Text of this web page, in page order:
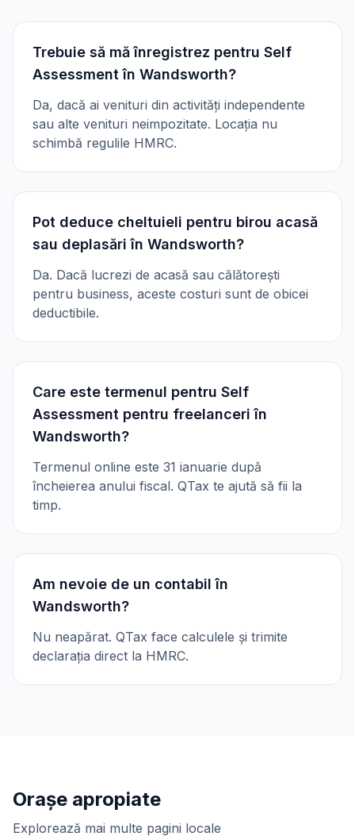
Trebuie să mă înregistrez pentru Self
Assessment în Wandsworth?
Da, dacă ai venituri din activități independente
sau alte venituri neimpozitate. Locația nu
schimbă regulile HMRC.
Pot deduce cheltuieli pentru birou acasă
sau deplasări în Wandsworth?
Da. Dacă lucrezi de acasă sau călătorești
pentru business, aceste costuri sunt de obicei
deductibile.
Care este termenul pentru Self
Assessment pentru freelanceri în
Wandsworth?
Termenul online este 31 ianuarie după
încheierea anului fiscal. QTax te ajută să fii la
timp.
Am nevoie de un contabil în
Wandsworth?
Nu neapărat. QTax face calculele și trimite
declarația direct la HMRC.
Orașe apropiate
Explorează mai multe pagini locale